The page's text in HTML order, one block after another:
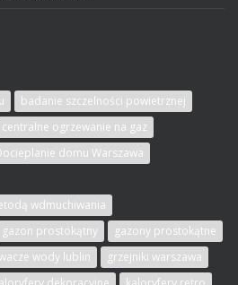
badanie szczelności powietrznej
centralne ogrzewanie na gaz
domu Warszawa
wdmuchiwania
gazon prostokątny
gazony prostokątne
wody lublin
grzejniki warszawa